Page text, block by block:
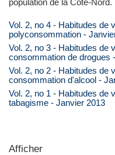
Vol. 2, no 4 - Habitudes de
polyconsommation -
Vol. 2, no 3 - Habitudes de
consommation de drogues
Vol. 2, no 2 - Habitudes de
consommation d'alcool -
Vol. 2, no 1 - Habitudes de
tabagisme - Janvier 2013
Afficher